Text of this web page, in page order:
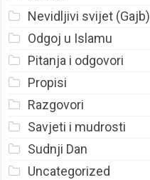
Nevidljivi svijet (Gajb)
Odgoj u Islamu
Pitanja i odgovori
Propisi
Razgovori
Savjeti i mudrosti
Sudnji Dan
Uncategorized